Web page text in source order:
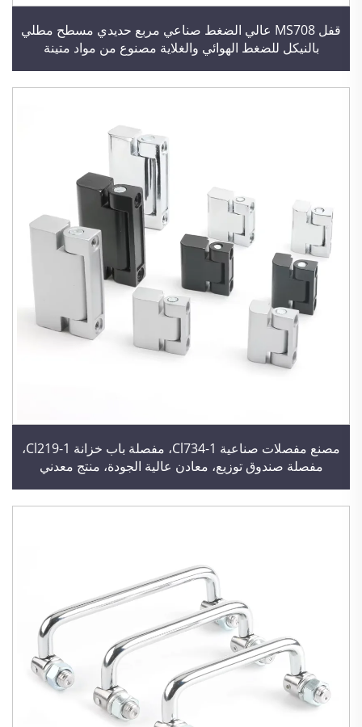
قفل MS708 عالي الضغط صناعي مربع حديدي مسطح مطلي
بالنيكل للضغط الهوائي والغلاية مصنوع من مواد متينة
مصنع مفصلات صناعية Cl734-1، مفصلة باب خزانة Cl219-1،
مفصلة صندوق توزيع، معادن عالية الجودة، منتج معدني